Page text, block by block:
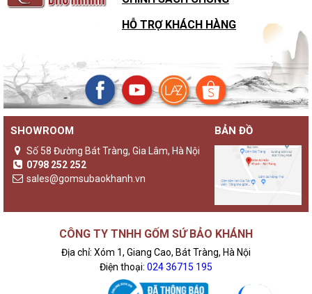
HỖ TRỢ KHÁCH HÀNG
SHOWROOM
Số 58 Đường Bát Tràng, Gia Lâm, Hà Nội
0798 252 252
sales@gomsubaokhanh.vn
BẢN ĐỒ
CÔNG TY TNHH GỐM SỨ BẢO KHÁNH
Địa chỉ: Xóm 1, Giang Cao, Bát Tràng, Hà Nội
Điện thoại: 024 36715 195